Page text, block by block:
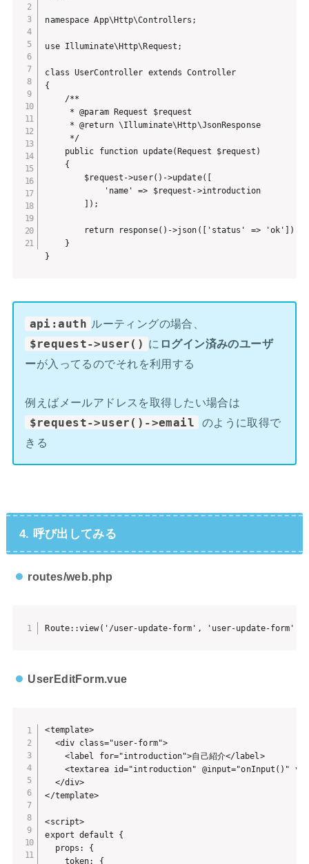
namespace App\Http\Controllers;
use Illuminate\Http\Request;
class UserController extends Controller
{
    /**
     * @param Request $request
     * @return \Illuminate\Http\JsonResponse
     */
    public function update(Request $request)
    {
        $request->user()->update([
            'name' => $request->introduction
        ]);
        return response()->json(['status' => 'ok']);
    }
}
api:auth ルーティングの場合、
$request->user() に ログイン済みのユーザ
ーが入ってるのでそれを利用する
例えばメールアドレスを取得したい場合は
$request->user()->email
のように取得で
きる
4. 呼び出してみる
routes/web.php
Route::view('/user-update-form', 'user-update-form');
UserEditForm.vue
<template>
  <div class="user-form">
    <label for="introduction">自己紹介</label>
<textarea id="introduction" @input="onInput()"
  </div>
</template>
<script>
export default {
  props: {
    token: {